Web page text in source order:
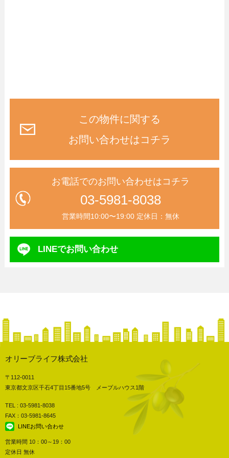
この物件に関する
お問い合わせはコチラ
お電話でのお問い合わせはコチラ
03-5981-8038
営業時間10:00〜19:00 定休日：無休
LINEでお問い合わせ
オリーブライフ株式会社
〒112-0011
東京都文京区千石4丁目15番地5号 メープルハウス1階
TEL : 03-5981-8038
FAX：03-5981-8645
LINEお問い合わせ
営業時間 10：00～19：00
定休日 無休